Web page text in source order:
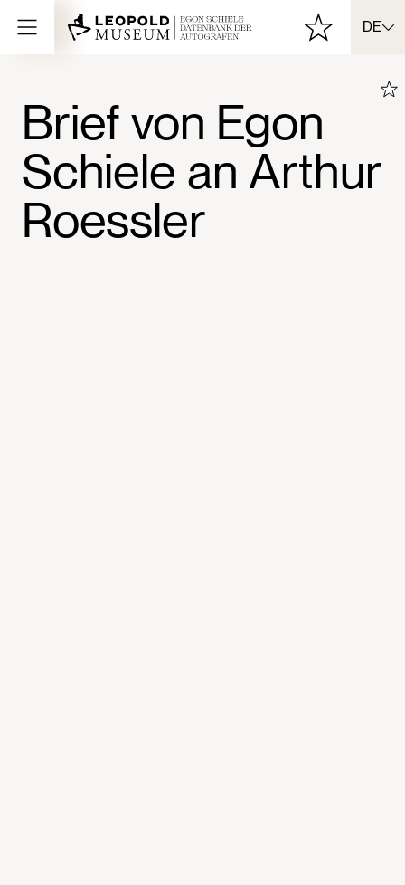
DE
Brief von Egon
Schiele an Arthur
Roessler